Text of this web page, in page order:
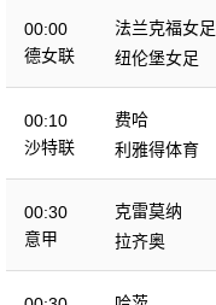
00:00
德女联
法兰克福女足
纽伦堡女足
00:10
沙特联
费哈
利雅得体育
00:30
意甲
克雷莫纳
拉齐奥